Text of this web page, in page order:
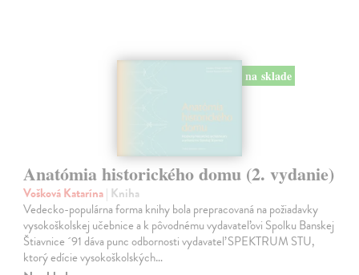
na sklade
Anatómia historického domu (2. vydanie)
Vošková Katarína| Kniha
Vedecko-populárna forma knihy bola prepracovaná na požiadavky
vysokoškolskej učebnice a k pôvodnému vydavateľovi Spolku Banskej
Štiavnice ´91 dáva punc odbornosti vydavateľ SPEKTRUM STU,
ktorý edície vysokoškolských…